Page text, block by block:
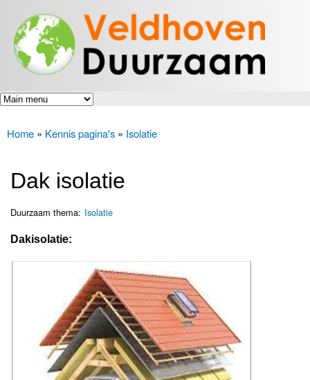
en naar
de inhoud
gaan
Veldhoven
Duurzaam
Energiek
naar de
toekomst
U bent hier
Home » Kennis pagina's » Isolatie
Dak isolatie
Duurzaam thema: Isolatie
Dakisolatie: